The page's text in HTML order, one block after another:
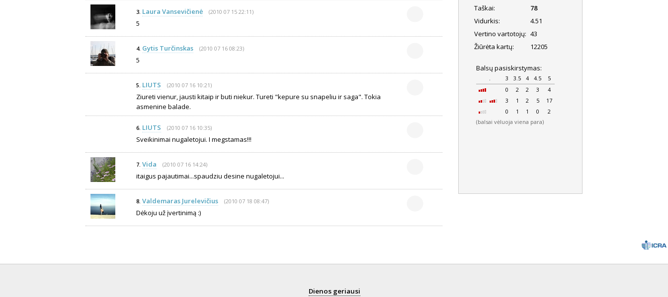
3. Laura Vansevičienė (2010 07 15 22:11)
5
4. Gytis Turčinskas (2010 07 16 08:23)
5
5. LIUTS (2010 07 16 10:21)
Ziureti vienur, jausti kitaip ir buti niekur. Tureti "kepure su snapeliu ir saga". Tokia
asmenine balade.
6. LIUTS (2010 07 16 10:35)
Sveikinimai nugaletojui. I megstamas!!!
7. Vida (2010 07 16 14:24)
itaigus pajautimai...spaudziu desine nugaletojui...
8. Valdemaras Jurelevičius (2010 07 18 08:47)
Dėkoju už įvertinimą :)
Taškai:
78
Vidurkis:
4.51
Vertino vartotojų: 43
Žiūrėta kartų:
12205
Balsų pasiskirstymas:
. 3 3.5 4 4.5
5
0
2 2 3
4
3
1 2 5
17
0
1 1 0 2
(balsai vėluoja viena para)
Dienos geriausi